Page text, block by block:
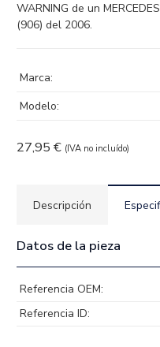
WARNING de un
(906) del 2006.
27,95 € (IVA no incluído)
Marca:
Modelo:
Descripción
Datos de la pieza
Referencia OEM:
Referencia ID: